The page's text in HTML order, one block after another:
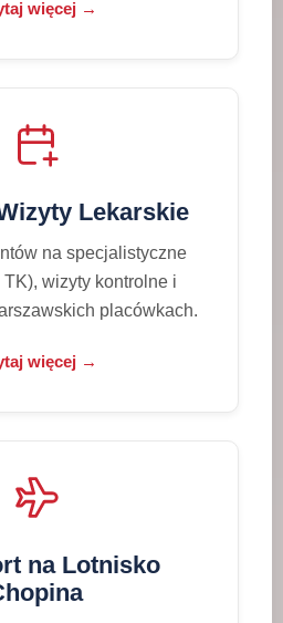
więcej →
Lekarskie
na specjalistyczne
TK), wizyty kontrolne i
placówkach.
więcej →
na Lotnisko